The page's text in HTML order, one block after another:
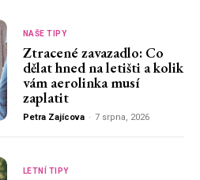
NAŠE TIPY
Ztracené zavazadlo: Co
dělat hned na letišti a kolik
vám aerolinka musí
zaplatit
Petra Zajícova - 7 srpna, 2026
LETNÍ TIPY